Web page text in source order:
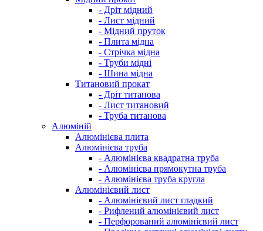
- Дріт мідний
- Лист мідний
- Мідний пруток
- Плита мідна
- Стрічка мідна
- Труби мідні
- Шина мідна
Титановий прокат
- Дріт титанова
- Лист титановий
- Труба титанова
Алюміній
Алюмінієва плита
Алюмінієва труба
- Алюмінієва квадратна труба
- Алюмінієва прямокутна труба
- Алюмінієва труба кругла
Алюмінієвий лист
- Алюмінієвий лист гладкий
- Рифлений алюмінієвий лист
- Перфорований алюмінієвий лист